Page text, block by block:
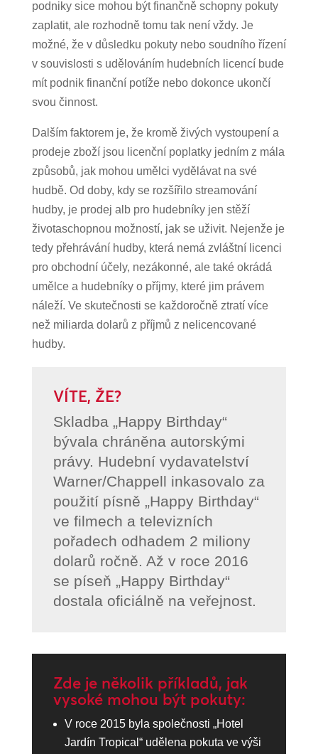
podniky sice mohou být finančně schopny pokuty
zaplatit, ale rozhodně tomu tak není vždy. Je
možné, že v důsledku pokuty nebo soudního řízení
v souvislosti s udělováním hudebních licencí bude
mít podnik finanční potíže nebo dokonce ukončí
svou činnost.
Dalším faktorem je, že kromě živých vystoupení a
prodeje zboží jsou licenční poplatky jedním z mála
způsobů, jak mohou umělci vydělávat na své
hudbě. Od doby, kdy se rozšířilo streamování
hudby, je prodej alb pro hudebníky jen stěží
životaschopnou možností, jak se uživit. Nejenže je
tedy přehrávání hudby, která nemá zvláštní licenci
pro obchodní účely, nezákonné, ale také okrádá
umělce a hudebníky o příjmy, které jim právem
náleží. Ve skutečnosti se každoročně ztratí více
než miliarda dolarů z příjmů z nelicencované
hudby.
VÍTE, ŽE?
Skladba „Happy Birthday“
bývala chráněna autorskými
právy. Hudební vydavatelství
Warner/Chappell inkasovalo za
použití písně „Happy Birthday“
ve filmech a televizních
pořadech odhadem 2 miliony
dolarů ročně. Až v roce 2016
se píseň „Happy Birthday“
dostala oficiálně na veřejnost.
Zde je několik příkladů, jak
vysoké mohou být pokuty:
V roce 2015 byla společnosti „Hotel
Jardín Tropical“ udělena pokuta ve výši